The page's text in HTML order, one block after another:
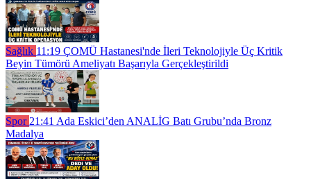
Sağlık 11:19 ÇOMÜ Hastanesi'nde İleri Teknolojiyle Üç Kritik
Beyin Tümörü Ameliyatı Başarıyla Gerçekleştirildi
Spor 21:41 Ada Eskici’den ANALİG Batı Grubu’nda Bronz
Madalya